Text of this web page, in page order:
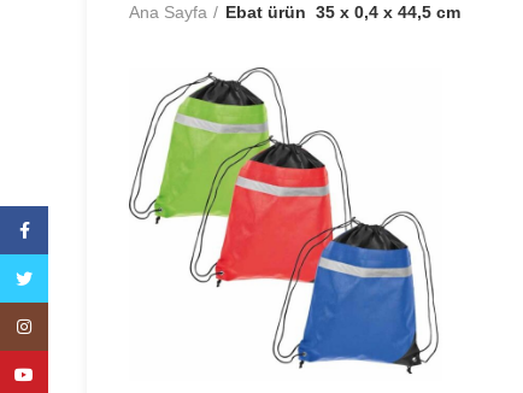
Ana Sayfa Ebat ürün 35 x 0,4 x 44,5 cm